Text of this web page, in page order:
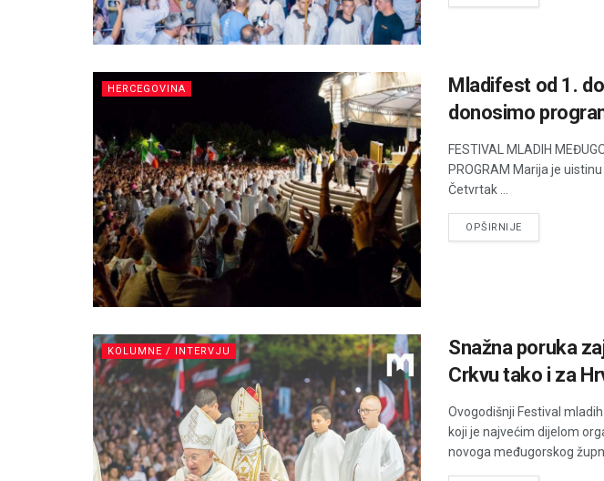
HERCEGOVINA
Mladifest od 1.
donosimo
FESTIVAL MLADIH
PROGRAM Marija je
Četvrtak ...
OPŠIRNIJEDETAILS
KOLUMNE / INTERVJU
Snažna poruka
Crkvu tako i za
Ovogodišnji Festival
koji je najvećim dijelom
novoga međugorskog